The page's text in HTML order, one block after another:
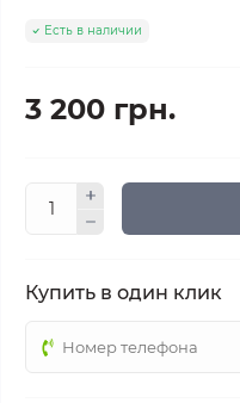
Есть в наличии
3 200 грн.
Купить в один клик